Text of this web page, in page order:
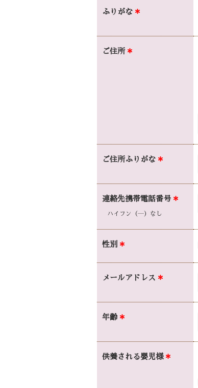
ふりがな ＊
ご住所 ＊
ご住所ふりがな ＊
連絡先携帯電話番号 ＊
ハイフン（―）なし
性別 ＊
メールアドレス ＊
年齢 ＊
供養される嬰児様 ＊